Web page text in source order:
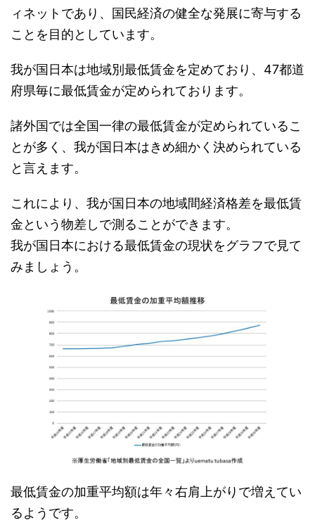
ィネットであり、国民経済の健全な発展に寄与する
ことを目的としています。
我が国日本は地域別最低賃金を定めており、47都道
府県毎に最低賃金が定められております。
諸外国では全国一律の最低賃金が定められているこ
とが多く、我が国日本はきめ細かく決められている
と言えます。
これにより、我が国日本の地域間経済格差を最低賃
金という物差しで測ることができます。
我が国日本における最低賃金の現状をグラフで見て
みましょう。
最低賃金の加重平均額は年々右肩上がりで増えてい
るようです。